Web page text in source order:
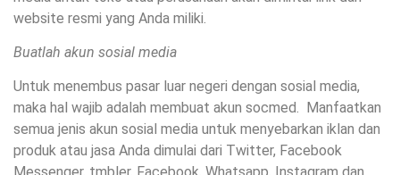
website resmi yang Anda miliki.
Buatlah akun sosial media
Untuk menembus pasar luar negeri dengan sosial media,
maka hal wajib adalah membuat akun socmed. Manfaatkan
semua jenis akun sosial media untuk menyebarkan iklan dan
produk atau jasa Anda dimulai dari Twitter, Facebook